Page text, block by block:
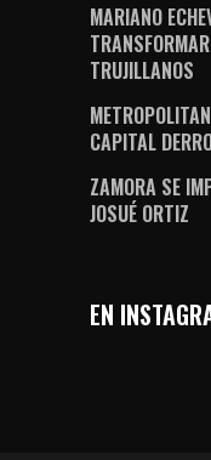
MARIANO
TRUJILLANOS
CAPITAL
ZAMORA SE
JOSUÉ ORTIZ
EN